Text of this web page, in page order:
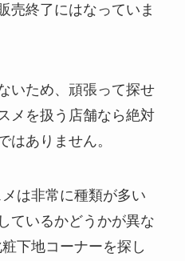
売終了にはなっていま
いため、頑張って探せ
メを扱う店舗なら絶対
はありません。
は非常に種類が多い
ているかどうかが異な
下地コーナーを探し